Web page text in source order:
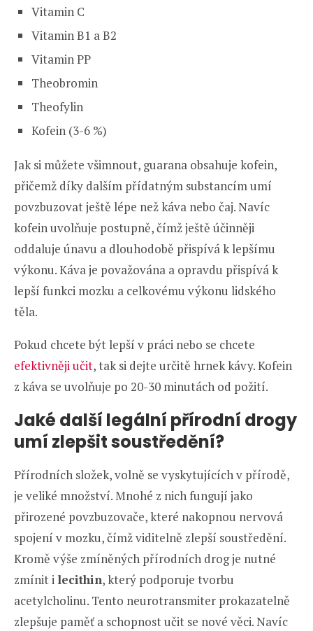
Vitamin C
Vitamin B1 a B2
Vitamin PP
Theobromin
Theofylin
Kofein (3-6 %)
Jak si můžete všimnout, guarana obsahuje kofein,
přičemž díky dalším přídatným substancím umí
povzbuzovat ještě lépe než káva nebo čaj. Navíc
kofein uvolňuje postupně, čímž ještě účinněji
oddaluje únavu a dlouhodobě přispívá k lepšímu
výkonu. Káva je považována a opravdu přispívá k
lepší funkci mozku a celkovému výkonu lidského
těla.
Pokud chcete být lepší v práci nebo se chcete
efektivněji učit, tak si dejte určitě hrnek kávy. Kofein
z káva se uvolňuje po 20-30 minutách od požití.
Jaké další legální přírodní drogy
umí zlepšit soustředění?
Přírodních složek, volně se vyskytujících v přírodě,
je veliké množství. Mnohé z nich fungují jako
přirozené povzbuzovače, které nakopnou nervová
spojení v mozku, čímž viditelně zlepší soustředění.
Kromě výše zmíněných přírodních drog je nutné
zmínit i lecithin, který podporuje tvorbu
acetylcholinu. Tento neurotransmiter prokazatelně
zlepšuje paměť a schopnost učit se nové věci. Navíc